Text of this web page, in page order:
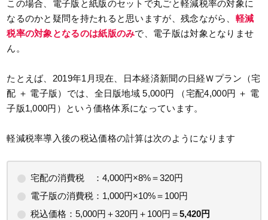
この場合、電子版と紙版のセットで丸ごと軽減税率の対象に
なるのかと疑問を持たれると思いますが、残念ながら、 軽減
税率の対象となるのは紙版のみで、電子版は対象となりませ
ん。
たとえば、2019年1月現在、日本経済新聞の日経Ｗプラン（宅
配 ＋ 電子版）では、全日版地域 5,000円 （宅配4,000円 ＋ 電
子版1,000円）という価格体系になっています。
軽減税率導入後の税込価格の計算は次のようになります
宅配の消費税 ：4,000円×8%＝320円
電子版の消費税：1,000円×10%＝100円
税込価格：5,000円＋320円＋100円＝5,420円